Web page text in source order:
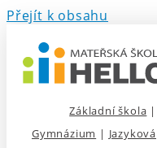
Přejít k obsahu
Základní škola |
Gymnázium | Jazyková